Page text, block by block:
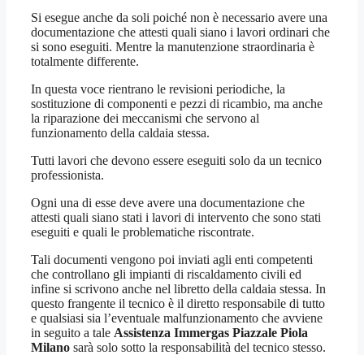
Si esegue anche da soli poiché non è necessario avere una
documentazione che attesti quali siano i lavori ordinari che
si sono eseguiti. Mentre la manutenzione straordinaria è
totalmente differente.
In questa voce rientrano le revisioni periodiche, la
sostituzione di componenti e pezzi di ricambio, ma anche
la riparazione dei meccanismi che servono al
funzionamento della caldaia stessa.
Tutti lavori che devono essere eseguiti solo da un tecnico
professionista.
Ogni una di esse deve avere una documentazione che
attesti quali siano stati i lavori di intervento che sono stati
eseguiti e quali le problematiche riscontrate.
Tali documenti vengono poi inviati agli enti competenti
che controllano gli impianti di riscaldamento civili ed
infine si scrivono anche nel libretto della caldaia stessa. In
questo frangente il tecnico è il diretto responsabile di tutto
e qualsiasi sia l’eventuale malfunzionamento che avviene
in seguito a tale Assistenza Immergas Piazzale Piola
Milano sarà solo sotto la responsabilità del tecnico stesso.